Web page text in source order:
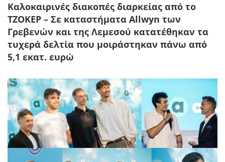
Καλοκαιρινές διακοπές διαρκείας από το
ΤΖΟΚΕΡ – Σε καταστήματα Allwyn των
Γρεβενών και της Λεμεσού κατατέθηκαν τα
τυχερά δελτία που μοιράστηκαν πάνω από
5,1 εκατ. ευρώ